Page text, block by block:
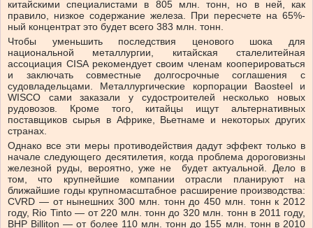
китайскими специалистами в 805 млн. тонн, но в ней, как
правило, низкое содержание железа. При пересчете на 65%-
ный концентрат это будет всего 383 млн. тонн.
Чтобы уменьшить последствия ценового шока для
национальной металлургии, китайская сталелитейная
ассоциация CISA рекомендует своим членам кооперироваться
и заключать совместные долгосрочные соглашения с
судовладельцами. Металлургические корпорации Baosteel и
WISCO сами заказали у судостроителей несколько новых
рудовозов. Кроме того, китайцы ищут альтернативных
поставщиков сырья в Африке, Вьетнаме и некоторых других
странах.
Однако все эти меры противодействия дадут эффект только в
начале следующего десятилетия, когда проблема дороговизны
железной руды, вероятно, уже не будет актуальной. Дело в
том, что крупнейшие компании отрасли планируют на
ближайшие годы крупномасштабное расширение производства:
CVRD — от нынешних 300 млн. тонн до 450 млн. тонн к 2012
году, Rio Tinto — от 220 млн. тонн до 320 млн. тонн в 2011 году,
BHP Billiton — от более 110 млн. тонн до 155 млн. тонн в 2010